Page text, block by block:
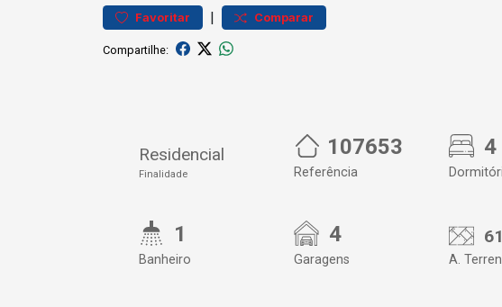
Favoritar | Comparar
Compartilhe:
Residencial
Finalidade
107653
Referência
4
1
Banheiro
4
Garagens A.